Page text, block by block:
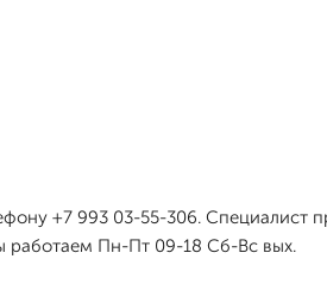
+7 993 03-55-306. Специалист
работаем Пн-Пт 09-18 Сб-Вс вых.